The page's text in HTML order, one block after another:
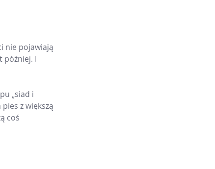
nie pojawiają
później. I
„siad i
z większą
coś